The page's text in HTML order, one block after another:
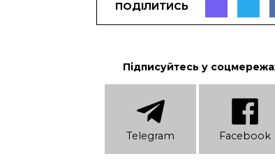
ПОДІЛИТИСЬ
Підписуйтесь у
Telеgram Facebook